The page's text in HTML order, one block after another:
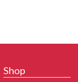
Shop